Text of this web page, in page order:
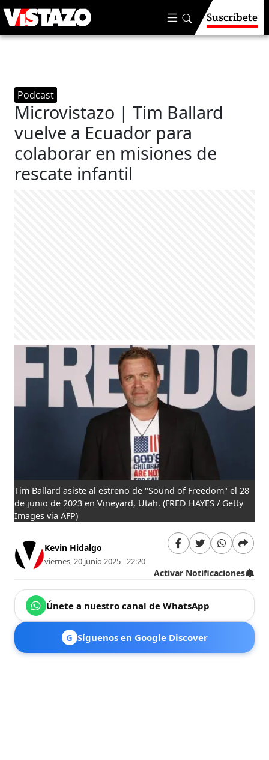
Suscríbete
Podcast
Microvistazo | Tim Ballard
vuelve a Ecuador para
colaborar en misiones de
rescate infantil
Tim Ballard asiste al estreno de "Sound of Freedom" el 28
de junio de 2023 en Vineyard, Utah.(FRED HAYES / Getty
Images via AFP)
Kevin Hidalgo
viernes, 20 junio 2025 - 22:20
Activar Notificaciones
Únete a nuestro canal de WhatsApp
G Síguenos en Google Discover